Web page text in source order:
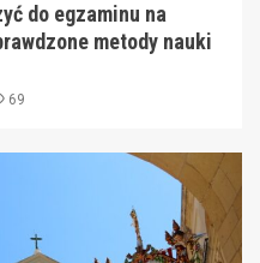
do egzaminu na
metody nauki
69